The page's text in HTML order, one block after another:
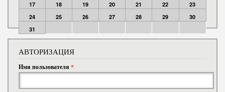
17
18 19 20 21 22
23
24
25 26 27 28 29
30
31
АВТОРИЗАЦИЯ
Имя пользователя *